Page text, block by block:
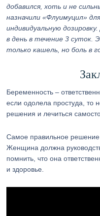
добавился, хоть и не
назначили «Флуимуцил»
индивидуальную
в день в течение 3
только кашель, но боль в
Беременность –
если одолела простуда, то
решения и лечиться
Самое правильное решение
Женщина должна
помнить, что она
и здоровье.